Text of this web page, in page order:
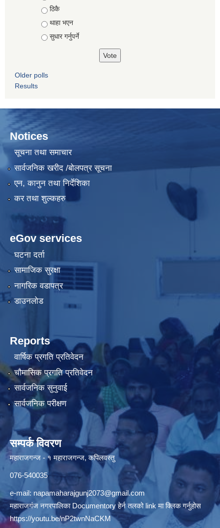
ठिकै
थाहा भएन
सुधार गर्नुपर्ने
Older polls
Results
Notices
सूचना तथा समाचार
सार्वजनिक खरीद /बोलपत्र सूचना
एन, कानुन तथा निर्देशिका
कर तथा शुल्कहरु
eGov services
घटना दर्ता
सामाजिक सुरक्षा
नागरिक वडापत्र
डाउनलोड
Reports
वार्षिक प्रगति प्रतिवेदन
चौमासिक प्रगति प्रतिवेदन
सार्वजनिक सुनुवाई
सार्वजनिक परीक्षण
सम्पर्क विवरण
महाराजगन्ज - १ महाराजगन्ज, कपिलवस्तु
076-540035
e-mail: napamaharajgunj2073@gmail.com
महाराजगंज नगरपालिका Documentory हेर्न तलको link मा क्लिक गर्नुहोस
https://youtu.be/nP2twnNaCKM